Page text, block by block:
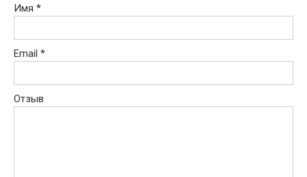
Имя *
Email *
Отзыв